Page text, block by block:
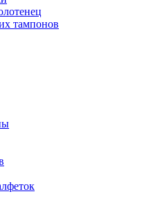
тампонов